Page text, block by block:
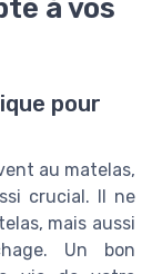
à vos
pour
au matelas,
crucial. Il ne
mais aussi
Un bon